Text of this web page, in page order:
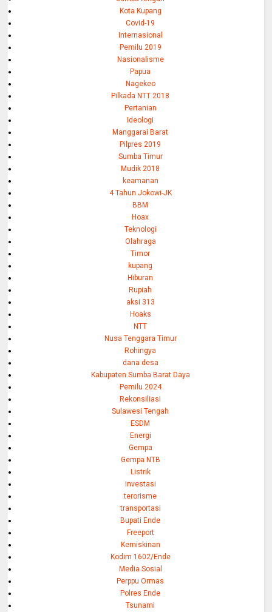
Kota Kupang
Covid-19
Internasional
Pemilu 2019
Nasionalisme
Papua
Nagekeo
Pilkada NTT 2018
Pertanian
Ideologi
Manggarai Barat
Pilpres 2019
Sumba Timur
Mudik 2018
keamanan
4 Tahun Jokowi-JK
BBM
Hoax
Teknologi
Olahraga
Timor
kupang
Hiburan
Rupiah
aksi 313
Hoaks
NTT
Nusa Tenggara Timur
Rohingya
dana desa
Kabupaten Sumba Barat Daya
Pemilu 2024
Rekonsiliasi
Sulawesi Tengah
ESDM
Energi
Gempa
Gempa NTB
Listrik
investasi
terorisme
transportasi
Bupati Ende
Freeport
Kemiskinan
Kodim 1602/Ende
Media Sosial
Perppu Ormas
Polres Ende
Tsunami